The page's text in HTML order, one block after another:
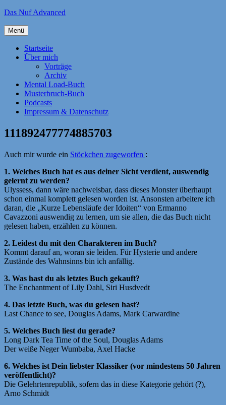
Zum
springen
Das Nuf Advanced
Menü
Startseite
Über mich
Vorträge
Archiv
Mental Load-Buch
Musterbruch-Buch
Podcasts
Impressum & Datenschutz
111892477774885703
Auch mir wurde ein Stöckchen zugeworfen :
1. Welches Buch hat es aus deiner Sicht verdient, auswendig
gelernt zu werden?
Ulyssess, dann wäre nachweisbar, dass dieses Monster überhaupt
schon einmal komplett gelesen worden ist. Ansonsten arbeitere ich
daran, die „Kurze Lebensläufe der Idoiten“ von Ermanno
Cavazzoni auswendig zu lernen, um sie allen, die das Buch nicht
gelesen haben, erzählen zu können.
2. Leidest du mit den Charakteren im Buch?
Kommt darauf an, woran sie leiden. Für Hysterie und andere
Zustände des Wahnsinns bin ich anfällig.
3. Was hast du als letztes Buch gekauft?
The Enchantment of Lily Dahl, Siri Husdvedt
4. Das letzte Buch, was du gelesen hast?
Last Chance to see, Douglas Adams, Mark Carwardine
5. Welches Buch liest du gerade?
Long Dark Tea Time of the Soul, Douglas Adams
Der weiße Neger Wumbaba, Axel Hacke
6. Welches ist Dein liebster Klassiker (vor mindestens 50 Jahren
veröffentlicht)?
Die Gelehrtenrepublik, sofern das in diese Kategorie gehört (?),
Arno Schmidt